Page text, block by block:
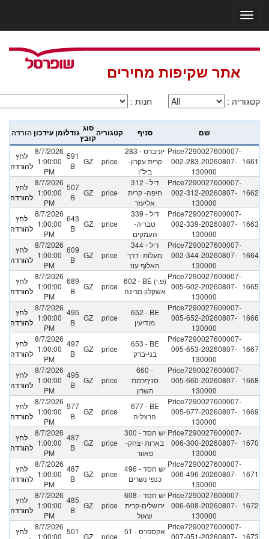
אתר שקיפות מחירים
: חנות : קטגוריה
הורדה זמן עידכוןגודל סוג
קובץקטגוריה סניף שם
לחץ
להורדה
8/7/2026
1:00:00
PM
591
B
GZ price
283 - יוניברס
קרית עקרון-
ביל"ו
Price7290027600007-
002-283-20260807-
130000
1661
לחץ
להורדה
8/7/2026
1:00:00
PM
507
B
GZ price
312 - דיל
חיפה- קרית
אליעזר
Price7290027600007-
002-312-20260807-
130000
1662
לחץ
להורדה
8/7/2026
1:00:00
PM
643
B
GZ price
339 - דיל
טבריה-
העמקים
Price7290027600007-
002-339-20260807-
130000
1663
לחץ
להורדה
8/7/2026
1:00:00
PM
609
B
GZ price
344 - דיל
מעלות- דרך
האלוף עוז
Price7290027600007-
002-344-20260807-
130000
1664
לחץ
להורדה
8/7/2026
1:00:00
PM
689
B
GZ price
602 - BE (פ.י)
אשקלון מרינה
Price7290027600007-
005-602-20260807-
130000
1665
לחץ
להורדה
8/7/2026
1:00:00
PM
495
B
GZ price
652 - BE
מודיעין
Price7290027600007-
005-652-20260807-
130000
1666
לחץ
להורדה
8/7/2026
1:00:00
PM
497
B
GZ price
653 - BE
בני-ברק
Price7290027600007-
005-653-20260807-
130000
1667
לחץ
להורדה
8/7/2026
1:00:00
PM
495
B
GZ price
660 -
סניףרמת
השרון
Price7290027600007-
005-660-20260807-
130000
1668
לחץ
להורדה
8/7/2026
1:00:00
PM
977
B
GZ price
677 - BE
הרצליה
Price7290027600007-
005-677-20260807-
130000
1669
לחץ
להורדה
8/7/2026
1:00:00
PM
487
B
GZ price
300 - יש חסד
בארות יצחק-
פאוור
Price7290027600007-
006-300-20260807-
130000
1670
לחץ
להורדה
8/7/2026
1:00:00
PM
487
B
GZ price
496 - יש חסד
כנפי נשרים
Price7290027600007-
006-496-20260807-
130000
1671
לחץ
להורדה
8/7/2026
1:00:00
PM
485
B
GZ price
608 - יש חסד
ירושלים-קרית
שאול
Price7290027600007-
006-608-20260807-
130000
1672
לחץ
8/7/2026
1:00:00
501
GZ price
51 - אקספרס
Price7290027600007-
007-051-20260807- 1673